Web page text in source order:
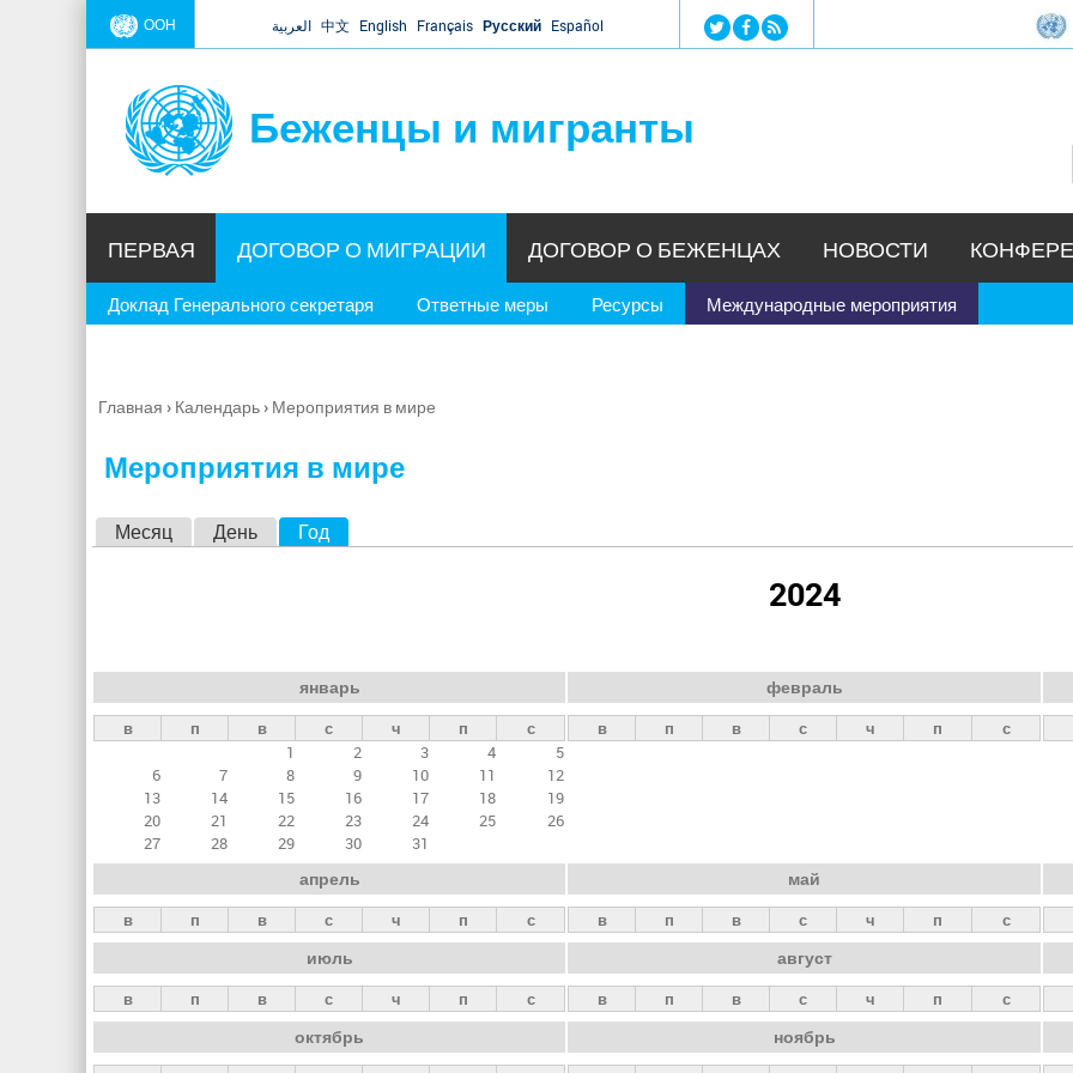
Jump to navigation
ООН العربية 中文 English Français Русский Español
Беженцы и мигранты
ПЕРВАЯ ДОГОВОР О МИГРАЦИИ
Доклад Генерального секретаря Ответные меры Ресурсы Международные мероприятия
ДОГОВОР О БЕЖЕНЦАХ НОВОСТИ
Вы
Главная › Календарь› Мероприятия в мире
Мероприятия в мире
н
ы
е
а
д
к
и
Месяц День Год
2024
январь
в п в с ч п
с
1
2 3 4
5
6
7 8 9 10 11
12
13
14 15 16 17 18
19
20
21 22 23 24 25
26
27
28 29 30 31
февраль
в п в с ч п с
апрель
в п в с ч п с
май
в п в с ч п с
июль
в п в с ч п с
август
в п в с ч п с
октябрь ноябрь